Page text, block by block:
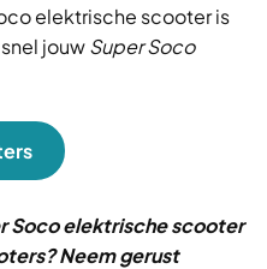
elektrische scooter is
jouwSuper Soco
Soco elektrische scooter
Neem gerust